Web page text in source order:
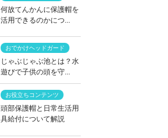
何故てんかんに保護帽を
活用できるのかにつ...
おでかけヘッドガード
じゃぶじゃぶ池とは？水
遊びで子供の頭を守...
お役立ちコンテンツ
頭部保護帽と日常生活用
具給付について解説